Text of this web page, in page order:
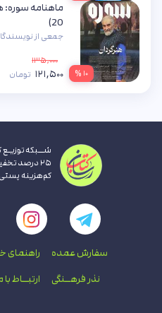
۱۰ %
20)
جمعی از
۱۳۵,۰۰۰
۱۲۱,۵۰۰ تومان
۲۵ درصد
کم‌هزینه پستی
سفارش عمده راهنمای‌
نذر فرهــنگی ارتبــاط با‌